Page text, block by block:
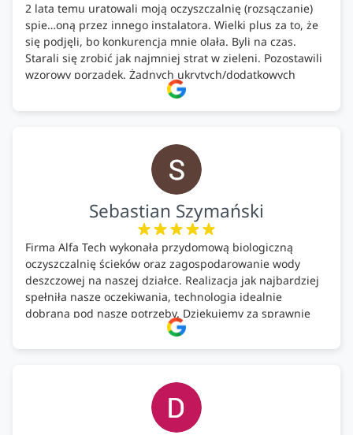
2 lata temu uratowali moją oczyszczalnię (rozsączanie)
spie…oną przez innego instalatora. Wielki plus za to, że
się podjęli, bo konkurencja mnie olała. Byli na czas.
Starali się zrobić jak najmniej strat w zieleni. Pozostawili
wzorowy porządek. Żadnych ukrytych/dodatkowych
kosztów. Zaskoczenie. Kontakt bardzo OK. Obsługa
pomontażowa również OK. A ich środki do oczyszczalni –
Sebastian Szymański
Firma Alfa Tech wykonała przydomową biologiczną
oczyszczalnię ścieków oraz zagospodarowanie wody
deszczowej na naszej działce. Realizacja jak najbardziej
spełniła nasze oczekiwania, technologia idealnie
dobrana pod nasze potrzeby. Dziękujemy za sprawnie
wykonany montaż w świetnej atmosferze! Polecam!